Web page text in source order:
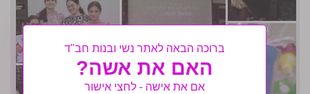
ברוכה הבאה לאתר נשי ובנות חב"ד
האם את אשה?
אם את אישה - לחצי אישור